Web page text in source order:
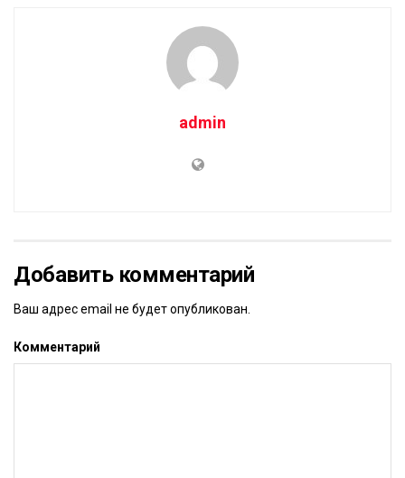
admin
Добавить комментарий
Ваш адрес email не будет опубликован.
Комментарий